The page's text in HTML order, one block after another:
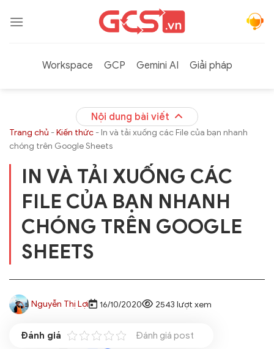
qua
Workspace
GCP Gemini AI Giải pháp
Nội dung bài viết
Trang chủ -Kiến thức -In và tải xuống các File của bạn nhanh
chóng trên Google Sheets
IN VÀ TẢI XUỐNG CÁC
FILE CỦA BẠN NHANH
CHÓNG TRÊN GOOGLE
SHEETS
Nguyễn Thị Lợi 16/10/2020 2543 lượt xem
Đánh giá post